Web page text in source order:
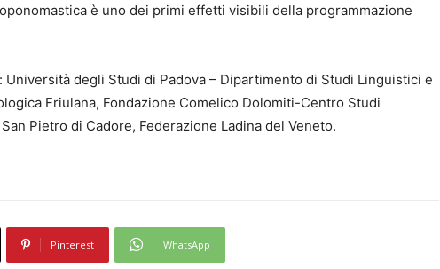
è uno dei primi effetti visibili della programmazione
Università degli Studi di Padova – Dipartimento di Studi Linguistici e
Friulana, Fondazione Comelico Dolomiti-Centro Studi
Pietro di Cadore, Federazione Ladina del Veneto.
Pinterest WhatsApp